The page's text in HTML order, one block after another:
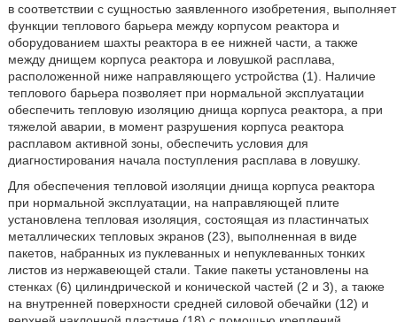
в соответствии с сущностью заявленного изобретения, выполняет
функции теплового барьера между корпусом реактора и
оборудованием шахты реактора в ее нижней части, а также
между днищем корпуса реактора и ловушкой расплава,
расположенной ниже направляющего устройства (1). Наличие
теплового барьера позволяет при нормальной эксплуатации
обеспечить тепловую изоляцию днища корпуса реактора, а при
тяжелой аварии, в момент разрушения корпуса реактора
расплавом активной зоны, обеспечить условия для
диагностирования начала поступления расплава в ловушку.
Для обеспечения тепловой изоляции днища корпуса реактора
при нормальной эксплуатации, на направляющей плите
установлена тепловая изоляция, состоящая из пластинчатых
металлических тепловых экранов (23), выполненная в виде
пакетов, набранных из пуклеванных и непуклеванных тонких
листов из нержавеющей стали. Такие пакеты установлены на
стенках (6) цилиндрической и конической частей (2 и 3), а также
на внутренней поверхности средней силовой обечайки (12) и